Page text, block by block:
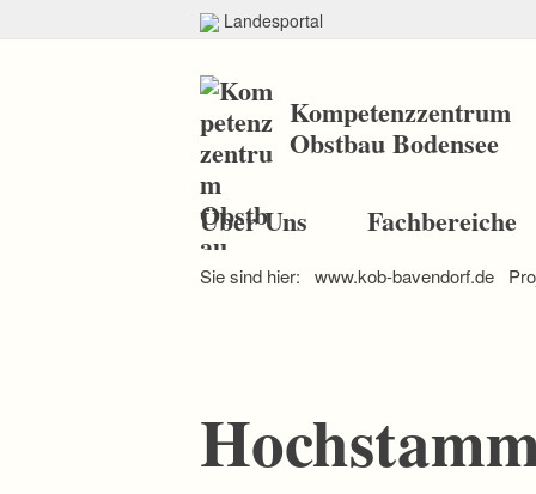
Landesportal
Kompetenzzentrum
Obstbau Bodensee
N
a
v
i
g
b
r
Über Uns Fachbereiche
Sie sind hier: www.kob-bavendorf.de